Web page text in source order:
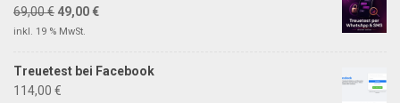
69,00€ 49,00 €
inkl. 19 % MwSt.
Treuetest bei Facebook
114,00 €